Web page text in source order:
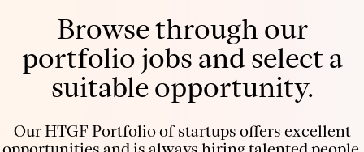
Browse through our
portfolio jobs and select a
suitable opportunity.
Our HTGF Portfolio of startups offers excellent